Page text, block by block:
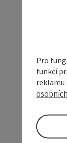
Pro
funkcí
reklamu